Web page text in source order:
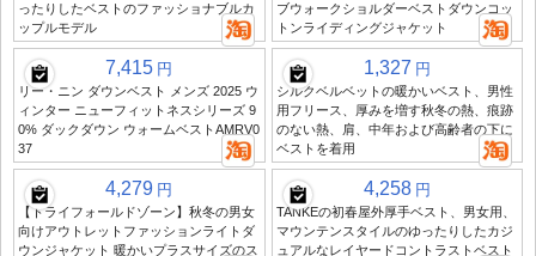
ったりしたベストのファッショナブルカ
ップルモデル
ブウォークショルダーベストダウンコッ
トンライディングジャケット
7,415 円
リー・ニン ダウンベスト メンズ 2025 ウ
ィンター ニューフィットネスシリーズ 9
0% ダックダウン ウォームベストAMRV0
37
1,327 円
シルクベルベットの暖かいベスト、男性
用フリース、厚みを増す秋冬の熱、痕跡
のない熱、肩、中年および高齢者の下に
ベストを着用
4,279 円
【トライフォールドゾーン】秋冬の男女
向けアウトレットファッションライトダ
ウンジャケット 暖かいプラスサイズのス
4,258 円
TANKEの初春屋外厚手ベスト、男女用、
マウンテンスタイルのゆったりしたカジ
ュアルなレイヤードコントラストベスト